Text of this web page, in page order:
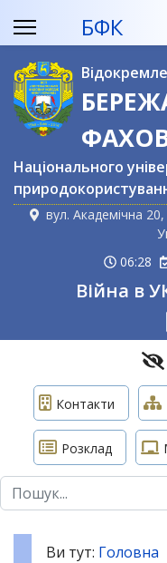
БФК
Національного
вул. Академічна
06:28
Війна в
Контакти
Розклад
Пошук
Ви тут: Головна